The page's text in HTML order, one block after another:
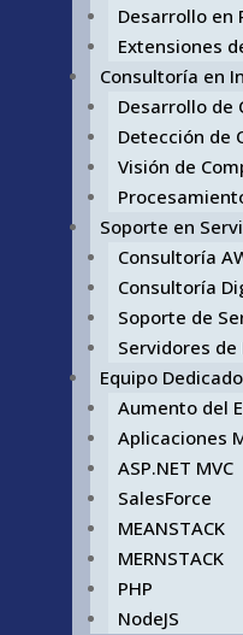
Desarrollo en
Extensiones
Consultoría en
Desarrollo de
Detección de
Visión de
Soporte en
Consultoría
Consultoría
Soporte de
Servidores
Equipo Dedicado
Aumento del
Aplicaciones
ASP.NET MVC
SalesForce
MEANSTACK
MERNSTACK
PHP
NodeJS